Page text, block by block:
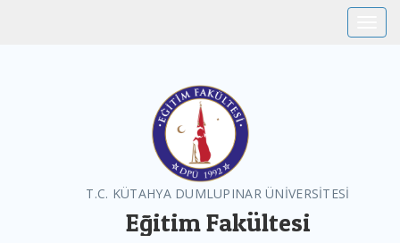
T.C. KÜTAHYA DUMLUPINAR ÜNİVERSİTESİ
Eğitim Fakültesi